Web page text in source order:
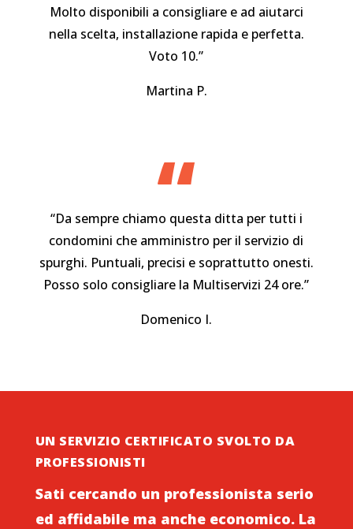
Molto disponibili a consigliare e ad aiutarci
nella scelta, installazione rapida e perfetta.
Voto 10.”
Martina P.
“
“Da sempre chiamo questa ditta per tutti i
condomini che amministro per il servizio di
spurghi. Puntuali, precisi e soprattutto onesti.
Posso solo consigliare la Multiservizi 24 ore.”
Domenico I.
UN SERVIZIO CERTIFICATO SVOLTO DA
PROFESSIONISTI
Sati cercando un professionista serio
ed affidabile ma anche economico. La